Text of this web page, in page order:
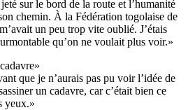
sur le bord de la route et l’humanité
chemin. À la Fédération togolaise de
un peu trop vite oublié. J’étais
qu’on ne voulait plus voir.»
que je n’aurais pas pu voir l’idée de
un cadavre, car c’était bien ce
yeux.»